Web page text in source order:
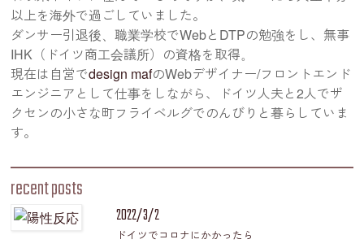
以上を海外で過ごしていました。
ダンサー引退後、職業学校でWebとDTPの勉強をし、無事
IHK（ドイツ商工会議所）の資格を取得。
現在は自営でdesign mafのWebデザイナー/フロントエンド
エンジニアとして仕事をしながら、ドイツ人夫と2人でザ
クセンの小さな町フライベルグでのんびりと暮らしていま
す。
recent posts
2022/3/2
ドイツでコロナにかかったら